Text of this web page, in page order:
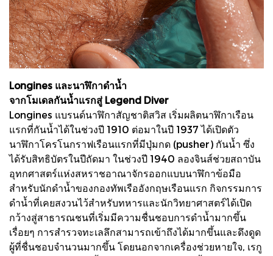
Longines และนาฬิกาดำน้ำ
จากโมเดลกันน้ำแรกสู่ Legend Diver
Longines แบรนด์นาฬิกาสัญชาติสวิส เริ่มผลิตนาฬิกาเรือน
แรกที่กันน้ำได้ในช่วงปี 1910 ต่อมาในปี 1937 ได้เปิดตัว
นาฬิกาโครโนกราฟเรือนแรกที่มีปุ่มกด (pusher) กันน้ำ ซึ่ง
ได้รับสิทธิบัตรในปีถัดมา ในช่วงปี 1940 ลองจินส์ช่วยสถาบัน
อุทกศาสตร์แห่งสหราชอาณาจักรออกแบบนาฬิกาข้อมือ
สำหรับนักดำน้ำของกองทัพเรืออังกฤษเรือนแรก กิจกรรมการ
ดำน้ำที่เคยสงวนไว้สำหรับทหารและนักวิทยาศาสตร์ได้เปิด
กว้างสู่สาธารณชนที่เริ่มมีความชื่นชอบการดำน้ำมากขึ้น
เรื่อยๆ การสำรวจทะเลลึกสามารถเข้าถึงได้มากขึ้นและดึงดูด
ผู้ที่ชื่นชอบจำนวนมากขึ้น โดยนอกจากเครื่องช่วยหายใจ, เรกู